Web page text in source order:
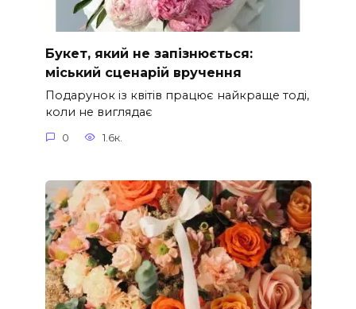
Букет, який не запізнюється:
міський сценарій вручення
Подарунок із квітів працює найкраще тоді,
коли не виглядає
0 1.6к.